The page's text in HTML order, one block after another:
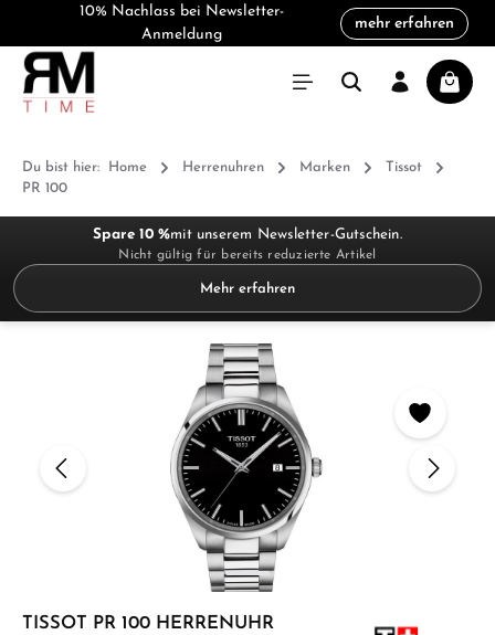
10% Nachlass bei Newsletter-
Anmeldung
mehr erfahren
Du bist hier: Home Herrenuhren Marken
Tissot
PR 100
Spare 10 %mit unserem Newsletter-Gutschein.
Nicht gültig für bereits reduzierte Artikel
Mehr erfahren
Bildergalerie überspringen
TISSOT PR 100 HERRENUHR